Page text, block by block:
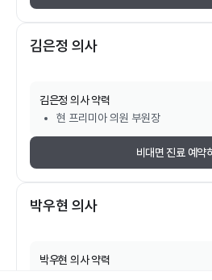
김은정 의사
김은정 의사 약력
현 프리미아 의원 부원장
비대면 진료 예약
박우현 의사
박우현 의사 약력